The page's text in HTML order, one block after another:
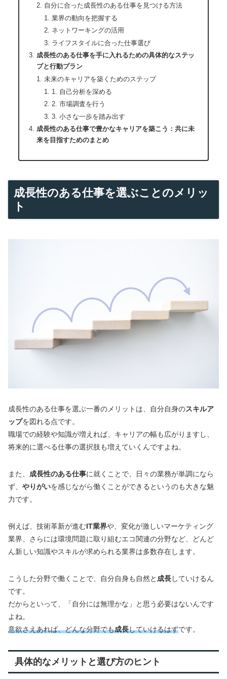
自分に合った成長性のある仕事を見つける方法
業界の動向を把握する
ネットワーキングの活用
ライフスタイルに合った仕事選び
成長性のある仕事を手に入れるための具体的なステッ
プと行動プラン
未来のキャリアを築くためのステップ
1. 自己分析を深める
2. 市場調査を行う
3. 小さな一歩を踏み出す
成長性のある仕事で豊かなキャリアを築こう：共に未
来を目指すためのまとめ
成長性のある仕事を選ぶことのメリッ
ト
成長性のある仕事を選ぶ一番のメリットは、自分自身のスキルア
ップを図れる点です。
職場での経験や知識が増えれば、キャリアの幅も広がりますし、
将来的に選べる仕事の選択肢も増えていくんですよね。
また、 成長性のある仕事に就くことで、日々の業務が単調になら
ず、 やりがいを感じながら働くことができるというのも大きな魅
力です。
例えば、技術革新が進むIT業界や、変化が激しいマーケティング
業界、さらには環境問題に取り組むエコ関連の分野など、どんど
ん新しい知識やスキルが求められる業界は多数存在します。
こうした分野で働くことで、自分自身も自然と 成長していけるん
です。
だからといって、「自分には無理かな」と思う必要はないんです
よね。
意欲さえあれば、どんな分野でも成長していけるはずです。
具体的なメリットと選び方のヒント